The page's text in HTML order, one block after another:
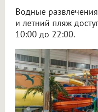
Водные
и летний пляж
10:00 до 22:00.